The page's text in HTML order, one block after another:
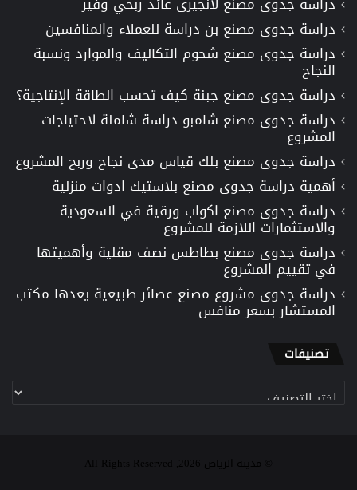
دراسة جدوى مصنع بن دراسة للعملاء والمنافسين
دراسة جدوى مصنع شحوم التكاليف والموارد ونسبة
النجاح
دراسة جدوى مصنع جبنة كيف تحسب الطاقة الإنتاجية؟
دراسة جدوى مصنع شامبو دراسة شاملة لاحتياجات
المشروع
دراسة جدوى مصنع بلك قياس مدى نجاح وربح المشروع
أهمية دراسة جدوى مصنع بلاستيك ادوات منزلية
دراسة جدوى مصنع اكواب ورقية في السعودية
والاستثمارات اللازمة للمشروع
دراسة جدوى مصنع بطاطس نصف مقلية وأهميتها
في تقييم المشروع
دراسة جدوى مشروع مصنع عصائر طبيعية يعدها مكتب
المستشار بسعر منافس
تصنيفات
تصنيفات
© مدينة الرياض 2026, All Rights Reserved